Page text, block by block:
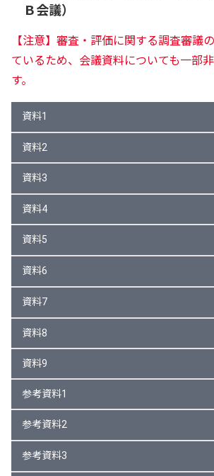
Ｂ会議）
【注意】審査・評価に関する調査審議
ているため、会議資料についても一部
す。
資料1
資料2
資料3
資料4
資料5
資料6
資料7
資料8
資料9
参考資料1
参考資料2
参考資料3